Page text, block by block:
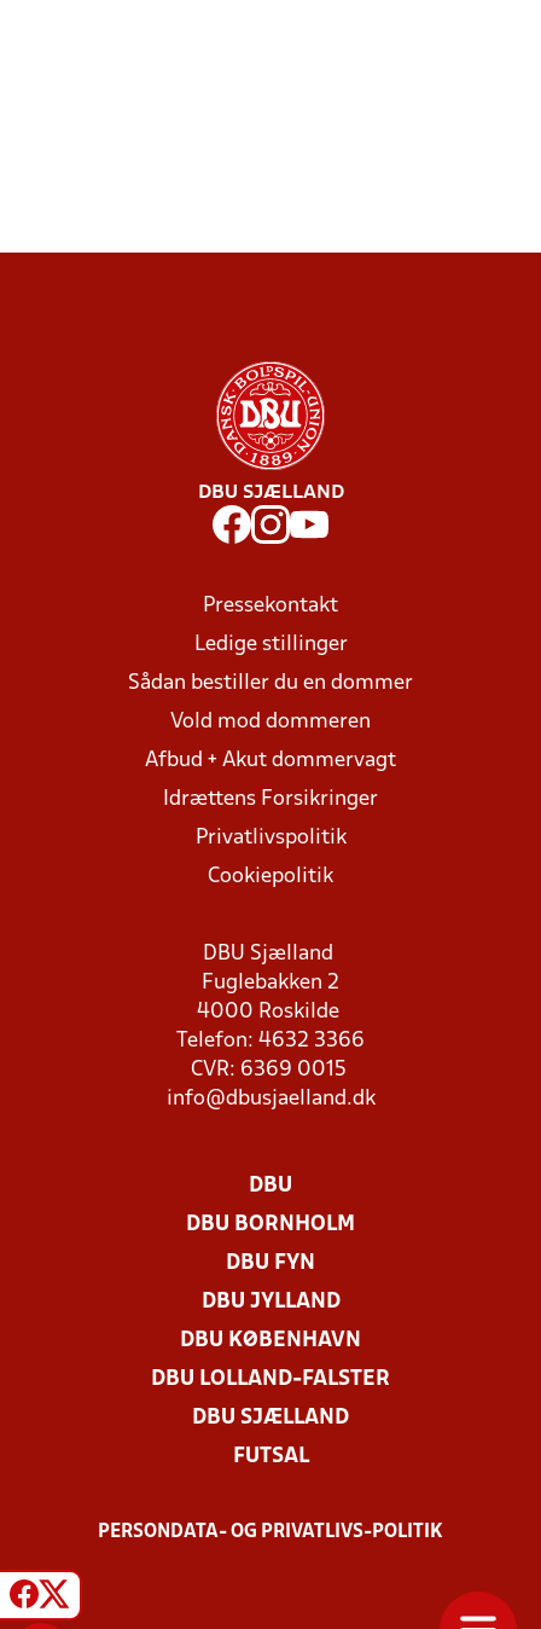
DBU SJÆLLAND
Pressekontakt
Ledige stillinger
Sådan bestiller du en dommer
Vold mod dommeren
Afbud + Akut dommervagt
Idrættens Forsikringer
Privatlivspolitik
Cookiepolitik
DBU Sjælland
Fuglebakken 2
4000 Roskilde
Telefon: 4632 3366
CVR: 6369 0015
info@dbusjaelland.dk
DBU
DBU BORNHOLM
DBU FYN
DBU JYLLAND
DBU KØBENHAVN
DBU LOLLAND-FALSTER
DBU SJÆLLAND
FUTSAL
PERSONDATA- OG PRIVATLIVS-POLITIK